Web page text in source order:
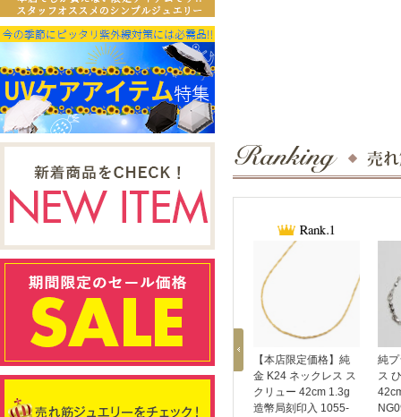
イタリア製＜INES
design＞ ベルデ・フ
ス ブルーグリーン
天然 ジェット ネック
レス イヤリング セッ
FJ07
【本店限定価格】純
金 K24 ネックレス ス
クリュー 42cm 1.3g
造幣局刻印入 1055-
純
ス